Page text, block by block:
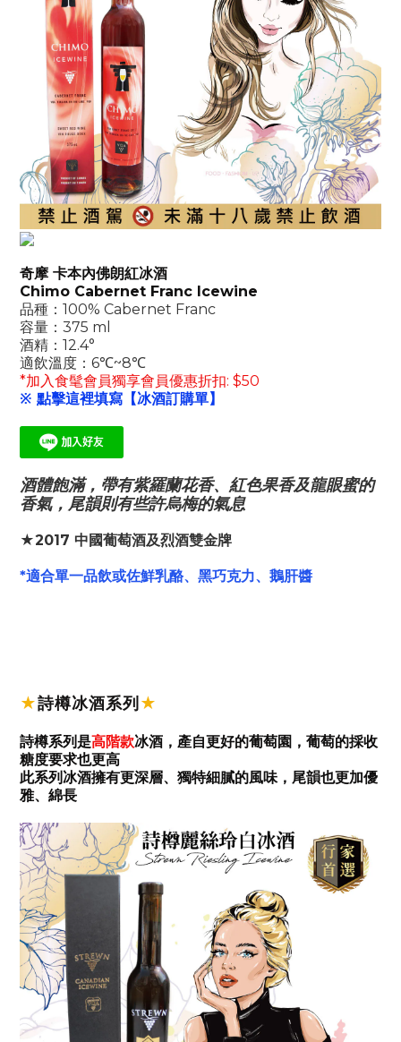
奇摩 卡本內佛朗紅冰酒
Chimo Cabernet Franc Icewine
品種：100% Cabernet Franc
容量：375 ml
酒精：12.4°
適飲溫度：6℃~8℃
*加入食髦會員獨享會員優惠折扣: $50
※ 點擊這裡填寫【冰酒訂購單】
酒體飽滿，帶有紫羅蘭花香、紅色果香及龍眼蜜的
香氣，尾韻則有些許烏梅的氣息
★2017 中國葡萄酒及烈酒雙金牌
*適合單一品飲或佐鮮乳酪、黑巧克力、鵝肝醬
★詩樽冰酒系列 ★
詩樽系列是高階款冰酒，產自更好的葡萄園，葡萄的採收
糖度要求也更高
此系列冰酒擁有更深層、獨特細膩的風味，尾韻也更加優
雅、綿長